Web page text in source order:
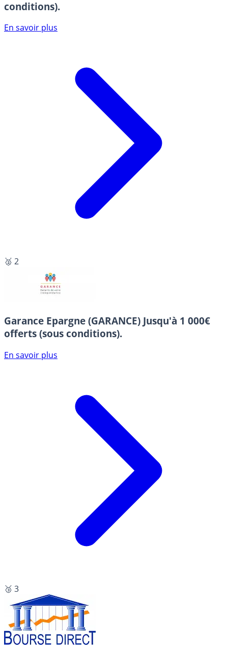
conditions).
En savoir plus
🥈 2
Garance Epargne (GARANCE) Jusqu'à 1 000€
offerts (sous conditions).
En savoir plus
🥉 3